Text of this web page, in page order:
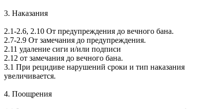
3. Наказания
2.1-2.6, 2.10 От предупреждения до вечного бана.
2.7-2.9 От замечания до предупреждения.
2.11 удаление сиги и/или подписи
2.12 от замечания до вечного бана.
3.1 При рецидиве нарушений сроки и тип наказания
увеличивается.
4. Поощрения